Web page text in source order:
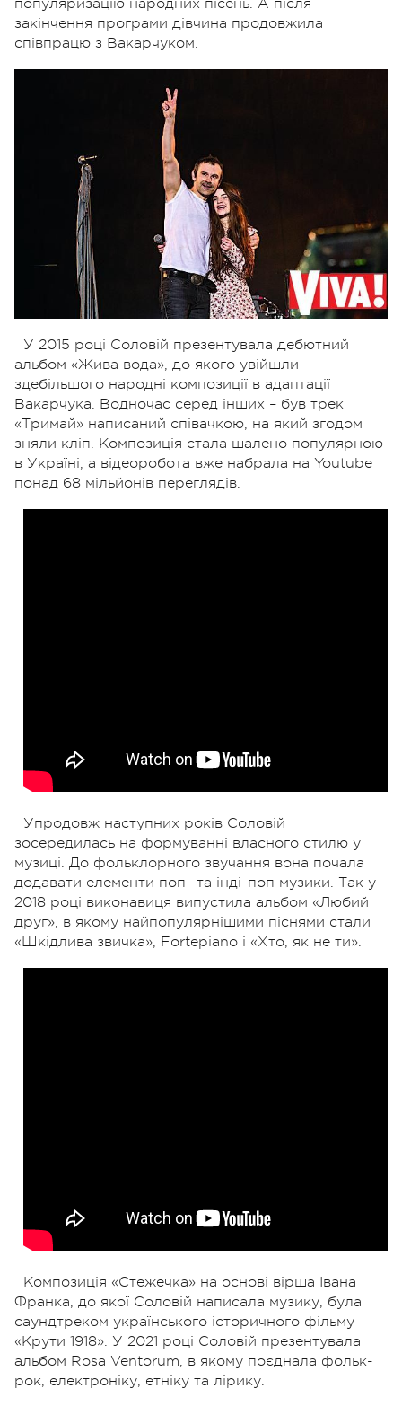
популяризацію народних пісень. А після
закінчення програми дівчина продовжила
співпрацю з Вакарчуком.
У 2015 році Соловій презентувала дебютний
альбом «Жива вода», до якого увійшли
здебільшого народні композиції в адаптації
Вакарчука. Водночас серед інших – був трек
«Тримай» написаний співачкою, на який згодом
зняли кліп. Композиція стала шалено популярною
в Україні, а відеоробота вже набрала на Youtube
понад 68 мільйонів переглядів.
Упродовж наступних років Соловій
зосередилась на формуванні власного стилю у
музиці. До фольклорного звучання вона почала
додавати елементи поп- та інді-поп музики. Так у
2018 році виконавиця випустила альбом «Любий
друг», в якому найпопулярнішими піснями стали
«Шкідлива звичка», Fortepiano і «Хто, як не ти».
Композиція «Стежечка» на основі вірша Івана
Франка, до якої Соловій написала музику, була
саундтреком українського історичного фільму
«Крути 1918». У 2021 році Соловій презентувала
альбом Rosa Ventorum, в якому поєднала фольк-
рок, електроніку, етніку та лірику.